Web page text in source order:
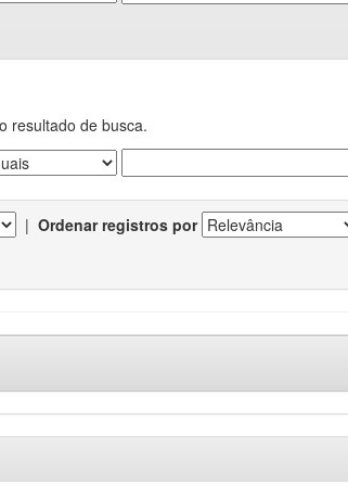
resultado de busca.
| Ordenar registros por